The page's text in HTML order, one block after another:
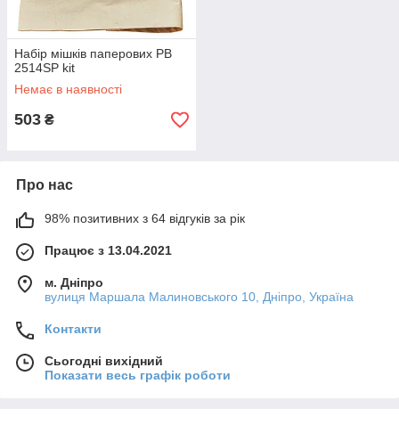
Набір мішків паперових PB
2514SP kit
Немає в наявності
503 ₴
Про нас
98% позитивних з 64 відгуків за рік
Працює з 13.04.2021
м. Дніпро
вулиця Маршала Малиновського 10, Дніпро, Україна
Контакти
Сьогодні вихідний
Показати весь графік роботи